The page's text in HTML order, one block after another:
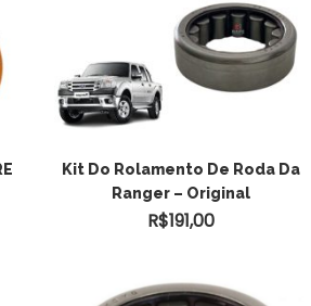
Kit Do Rolamento De Roda Da
Ranger – Original
R$191,00